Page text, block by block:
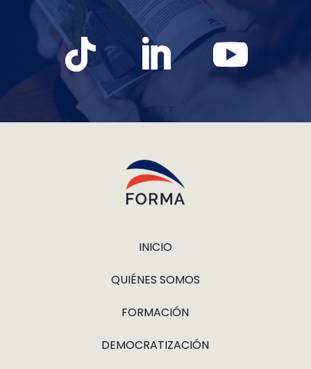
INICIO
QUIÉNES SOMOS
FORMACIÓN
DEMOCRATIZACIÓN